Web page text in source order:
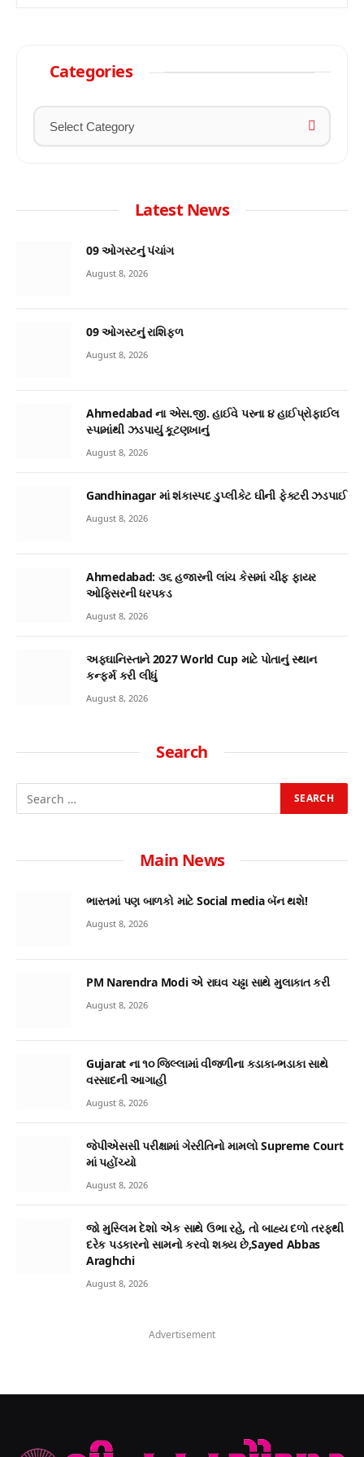
Categories
Latest News
09 ઓગસ્ટનું પંચાંગ
August 8, 2026
09 ઓગસ્ટનું રાશિફળ
August 8, 2026
Ahmedabad ના એસ.જી. હાઈવે પરના ૪ હાઈપ્રોફાઈલ
સ્પામાંથી ઝડપાયું કૂટણખાનું
August 8, 2026
Gandhinagar માં શંકાસ્પદ ડુપ્લીકેટ ઘીની ફેક્ટરી ઝડપાઈ
August 8, 2026
Ahmedabad: ૩૬ હજારની લાંચ કેસમાં ચીફ ફાયર
ઓફિસરની ધરપકડ
August 8, 2026
અફઘાનિસ્તાને 2027 World Cup માટે પોતાનું સ્થાન
કન્ફર્મ કરી લીધું
August 8, 2026
Search
Main News
ભારતમાં પણ બાળકો માટે Social media બૅન થશે!
August 8, 2026
PM Narendra Modi એ રાઘવ ચઢ્ઢા સાથે મુલાકાત કરી
August 8, 2026
Gujarat ના ૧૦ જિલ્લામાં વીજળીના કડાકા-ભડાકા સાથે
વરસાદની આગાહી
August 8, 2026
જેપીએસસી પરીક્ષામાં ગેરરીતિનો મામલો Supreme Court
માં પહોંચ્યો
August 8, 2026
જો મુસ્લિમ દેશો એક સાથે ઉભા રહે, તો બાહ્ય દળો તરફથી
દરેક પડકારનો સામનો કરવો શક્ય છે,Sayed Abbas
Araghchi
August 8, 2026
Advertisement